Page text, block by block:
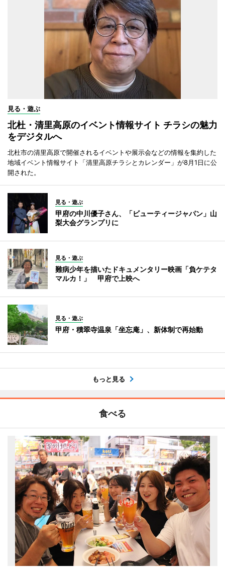
見る・遊ぶ
北杜・清里高原のイベント情報サイト チラシの魅力
をデジタルへ
北杜市の清里高原で開催されるイベントや展示会などの情報を集約した
地域イベント情報サイト「清里高原チラシとカレンダー」が8月1日に公
開された。
見る・遊ぶ
甲府の中川優子さん、「ビューティージャパン」山
梨大会グランプリに
見る・遊ぶ
難病少年を描いたドキュメンタリー映画「負ケテタ
マルカ！」 甲府で上映へ
見る・遊ぶ
甲府・積翠寺温泉「坐忘庵」、新体制で再始動
もっと見る
食べる